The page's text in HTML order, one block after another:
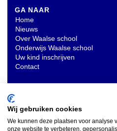
GA NAAR
Home
Nieuws
Over Waalse school
Onderwijs Waalse school
Uw kind inschrijven
Contact
Wij gebruiken cookies
We kunnen deze plaatsen voor analyse
onze website te verbeteren,